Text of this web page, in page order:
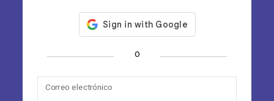
o
Correo electrónico